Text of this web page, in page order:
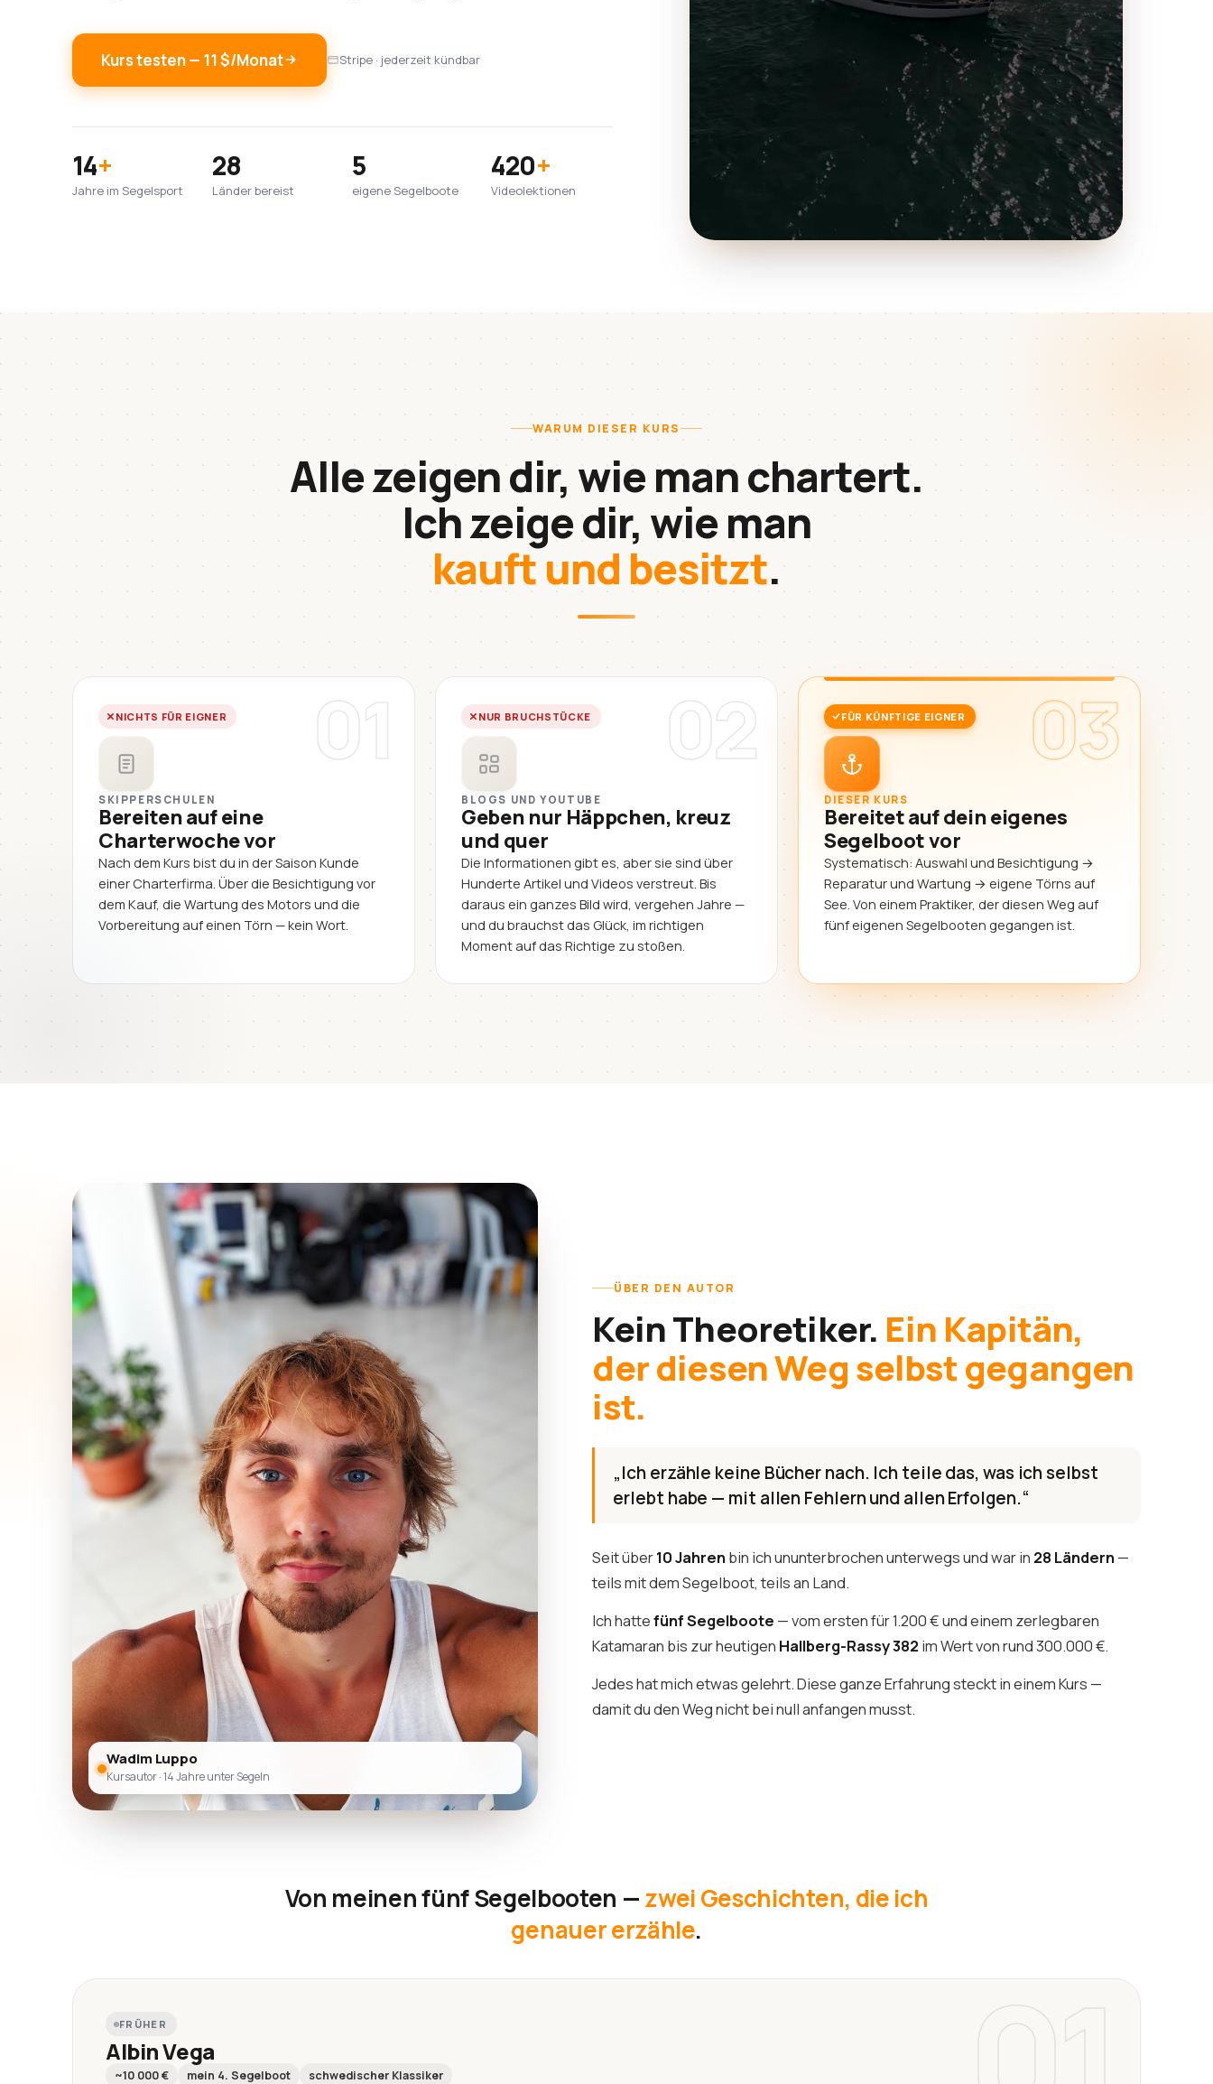
Kurs testen — 11 $/Monat Stripe · jederzeit kündbar
14+
Jahre im Segelsport
28
Länder bereist
5
eigene Segelboote
420+
Videolektionen
WARUM DIESER KURS
Alle zeigen dir, wie man chartert.
Ich zeige dir, wie man
kauft und besitzt.
01
NICHTS FÜR EIGNER
SKIPPERSCHULEN
Bereiten auf eine
Charterwoche vor
Nach dem Kurs bist du in der Saison Kunde
einer Charterfirma. Über die Besichtigung vor
dem Kauf, die Wartung des Motors und die
Vorbereitung auf einen Törn — kein Wort.
02
NUR BRUCHSTÜCKE
BLOGS UND YOUTUBE
Geben nur Häppchen, kreuz
und quer
Die Informationen gibt es, aber sie sind über
Hunderte Artikel und Videos verstreut. Bis
daraus ein ganzes Bild wird, vergehen Jahre —
und du brauchst das Glück, im richtigen
Moment auf das Richtige zu stoßen.
03
FÜR KÜNFTIGE EIGNER
DIESER KURS
Bereitet auf dein eigenes
Segelboot vor
Systematisch: Auswahl und Besichtigung →
Reparatur und Wartung → eigene Törns auf
See. Von einem Praktiker, der diesen Weg auf
fünf eigenen Segelbooten gegangen ist.
Wadim Luppo
Kursautor · 14 Jahre unter Segeln
ÜBER DEN AUTOR
Kein Theoretiker. Ein Kapitän,
der diesen Weg selbst gegangen
ist.
„Ich erzähle keine Bücher nach. Ich teile das, was ich selbst
erlebt habe — mit allen Fehlern und allen Erfolgen.“
Seit über10 Jahrenbin ich ununterbrochen unterwegs und war in 28 Ländern—
teils mit dem Segelboot, teils an Land.
Ich hattefünf Segelboote — vom ersten für 1.200 € und einem zerlegbaren
Katamaran bis zur heutigen Hallberg-Rassy 382im Wert von rund 300.000 €.
Jedes hat mich etwas gelehrt. Diese ganze Erfahrung steckt in einem Kurs —
damit du den Weg nicht bei null anfangen musst.
Von meinen fünf Segelbooten —zwei Geschichten, die ich
genauer erzähle.
FRÜHER
Albin Vega
~10 000 € mein 4. Segelboot schwedischer Klassiker